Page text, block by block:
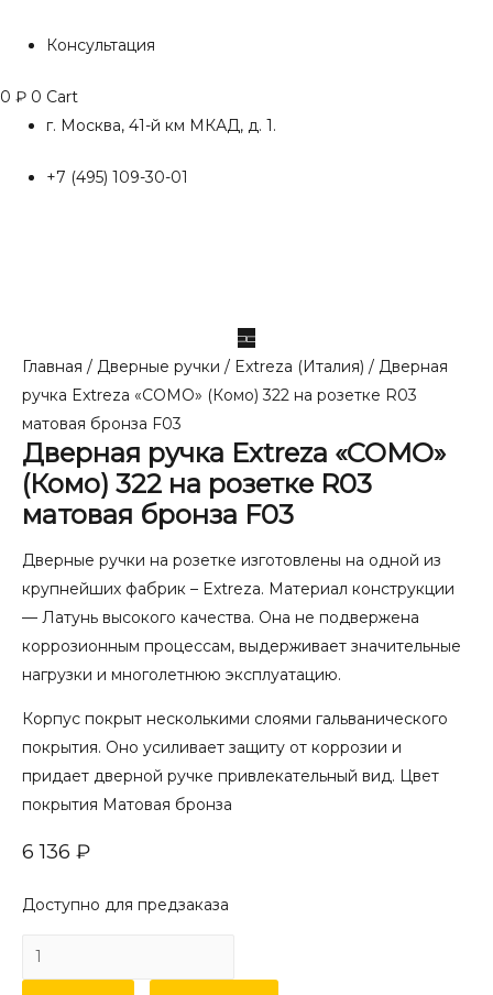
Консультация
0 ₽ 0 Cart
г. Москва, 41-й км МКАД, д. 1.
+7 (495) 109-30-01
Главная / Дверные ручки / Extreza (Италия) / Дверная
ручка Extreza «COMO» (Комо) 322 на розетке R03
матовая бронза F03
Дверная ручка Extreza «COMO»
(Комо) 322 на розетке R03
матовая бронза F03
Дверные ручки на розетке изготовлены на одной из
крупнейших фабрик – Extreza. Материал конструкции
— Латунь высокого качества. Она не подвержена
коррозионным процессам, выдерживает значительные
нагрузки и многолетнюю эксплуатацию.
Корпус покрыт несколькими слоями гальванического
покрытия. Оно усиливает защиту от коррозии и
придает дверной ручке привлекательный вид. Цвет
покрытия Матовая бронза
6 136 ₽
Доступно для предзаказа
Количество
товара